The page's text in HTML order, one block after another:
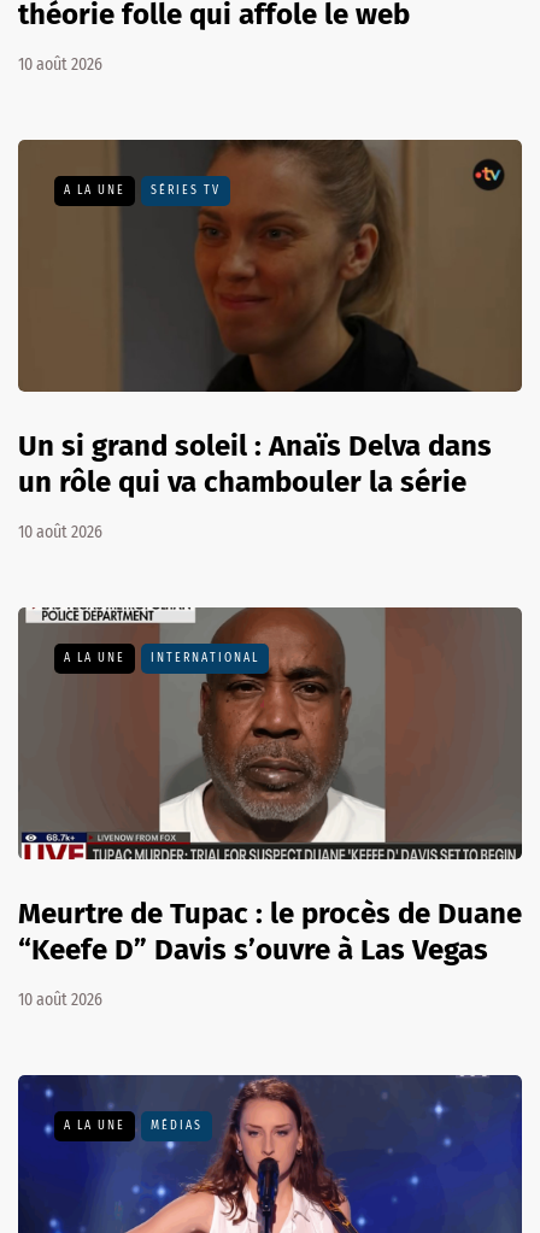
théorie folle qui affole le web
10 août 2026
A LA UNE SÉRIES TV
Un si grand soleil : Anaïs Delva dans
un rôle qui va chambouler la série
10 août 2026
A LA UNE INTERNATIONAL
Meurtre de Tupac : le procès de Duane
“Keefe D” Davis s’ouvre à Las Vegas
10 août 2026
A LA UNE MÉDIAS